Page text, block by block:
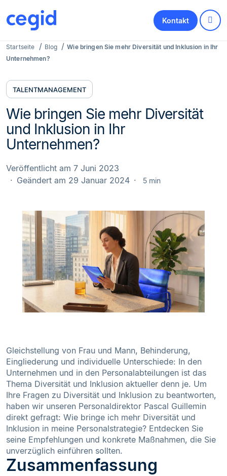
Kontakt
Startseite Blog
Wie bringen Sie mehr Diversität und Inklusion in Ihr
Unternehmen?
TALENTMANAGEMENT
Wie bringen Sie mehr Diversität
und Inklusion in Ihr
Unternehmen?
Veröffentlicht am 7 Juni 2023
Geändert am 29 Januar 2024
5 min
Gleichstellung von Frau und Mann, Behinderung,
Eingliederung und individuelle Unterschiede: In den
Unternehmen und in den Personalabteilungen ist das
Thema Diversität und Inklusion aktueller denn je. Um
Ihre Fragen zu Diversität und Inklusion zu beantworten,
haben wir unseren Personaldirektor Pascal Guillemin
direkt gefragt: Wie bringe ich mehr Diversität und
Inklusion in meine Personalstrategie? Entdecken Sie
seine Empfehlungen und konkrete Maßnahmen, die Sie
unverzüglich einführen sollten.
Zusammenfassung